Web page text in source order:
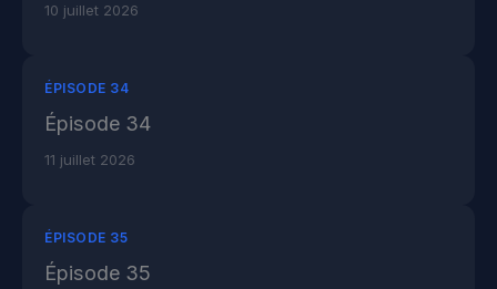
10 juillet 2026
ÉPISODE 34
Épisode 34
11 juillet 2026
ÉPISODE 35
Épisode 35